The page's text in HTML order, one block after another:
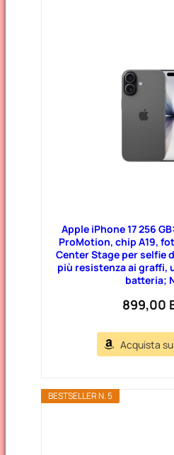
Apple iPhone 17 256
ProMotion, chip A19,
Center Stage per selfie
più resistenza ai graffi,
batteria;
899,00
Acquista
BESTSELLER N. 5